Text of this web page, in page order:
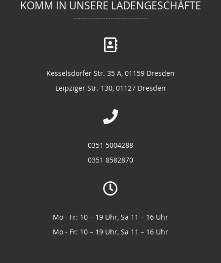
KOMM IN UNSERE LADENGESCHÄFTE
Kesselsdorfer Str. 35 A, 01159 Dresden
Leipziger Str. 130, 01127 Dresden
0351 5004288
0351 8582870
Mo - Fr: 10 – 19 Uhr, Sa 11 – 16 Uhr
Mo - Fr: 10 – 19 Uhr, Sa 11 – 16 Uhr